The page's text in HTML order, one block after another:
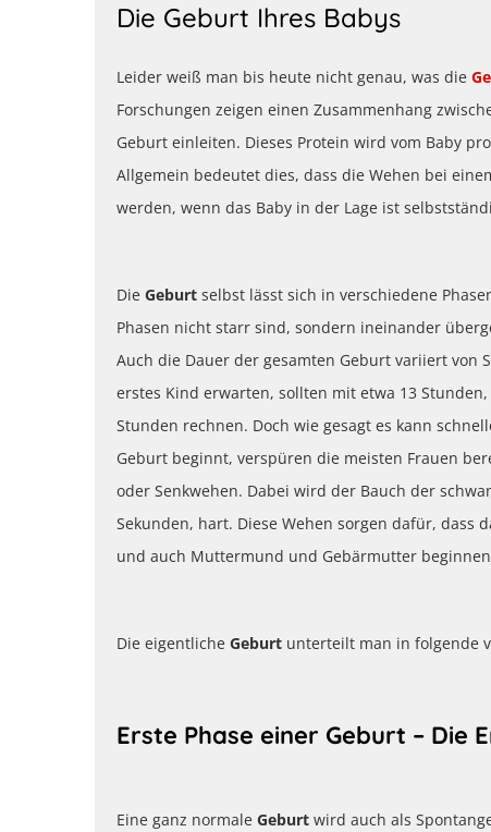
Die Geburt Ihres Babys
Leider weiß man bis heute nicht genau, was die
Forschungen zeigen einen Zusammenhang
Geburt einleiten. Dieses Protein wird vom Baby
Allgemein bedeutet dies, dass die Wehen bei
werden, wenn das Baby in der Lage ist
Die Geburt selbst lässt sich in verschiedene
Phasen nicht starr sind, sondern ineinander
Auch die Dauer der gesamten Geburt variiert von
erstes Kind erwarten, sollten mit etwa 13
Stunden rechnen. Doch wie gesagt es kann
Geburt beginnt, verspüren die meisten Frauen
oder Senkwehen. Dabei wird der Bauch der
Sekunden, hart. Diese Wehen sorgen dafür, dass
und auch Muttermund und Gebärmutter
Die eigentliche Geburt unterteilt man in folgende
Erste Phase einer Geburt – Die
Eine ganz normale Geburt wird auch als